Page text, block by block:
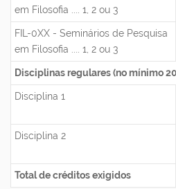
em Filosofia .... 1, 2 ou 3
FIL-0XX - Seminários de Pesquisa
em Filosofia .... 1, 2 ou 3
Disciplinas regulares (no mínimo
Disciplina 1
Disciplina 2
Total de créditos exigidos